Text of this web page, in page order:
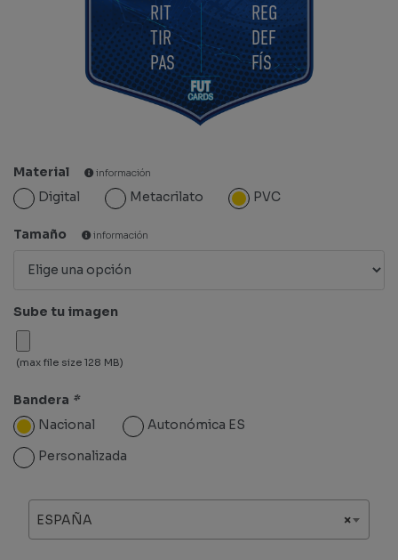
Material información
Digital Metacrilato PVC
Tamaño información
Sube tu imagen
(max file size 128 MB)
Bandera *
Nacional
Autonómica ES
Personalizada
×
ESPAÑA
RIT
TIR
PAS
REG
DEF
FÍS